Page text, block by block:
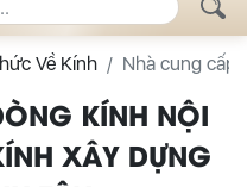
Về Kính Nhà cung cấp
KÍNH NỘI
XÂY DỰNG